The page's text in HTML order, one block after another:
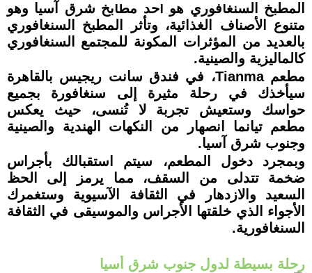
المطبخ السنغافوري هو أحد مطابخ شرق آسيا وهو
متنوع الأصناف الغذائية، وتأثر المطبخ السنغافوري
بالعديد من المؤثرات المكونة للمجتمع السنغافوري
كالماليزية والصينية.
مطعم Tianma، في فندق سانت ريجيس بالقاهرة
سيأخذك في رحلة مثيرة إلى سنغافورة بجميع
حواسك وستعيش تجربة لا تُنسى، حيث يعكس
مطعم تيانما انصهار من النكهات الهندية والصينية
وجنوب شرق آسيا.
وبمجرد دخول المطعم، سيتم استقبالك بأجراس
ضخمة تتدلى من السقف، مما يرمز إلى الحظ
السعيد والازدهار في الثقافة الآسيوية وستغمرك
الأجواء الذي خلقتها الأجراس والموسيقى في الثقافة
السنغافورية.
رحلة بسيطة لدول جنوب شرق أسيا